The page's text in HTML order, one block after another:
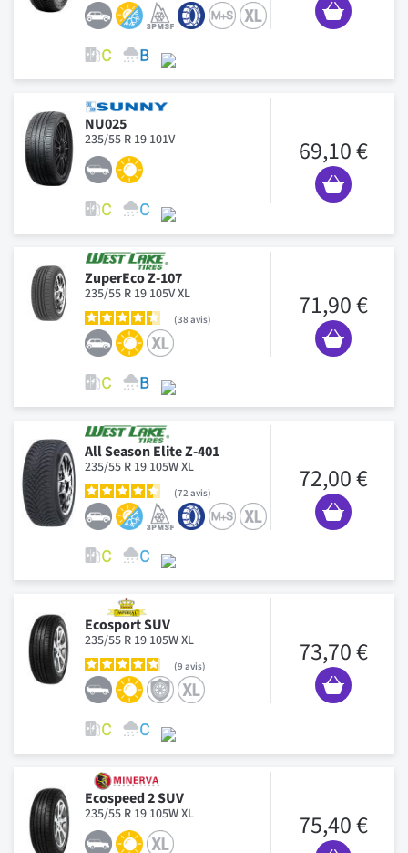
NU025
235/55 R 19 101V 69,10 €
ZuperEco Z-107
235/55 R 19 105V XL
38 avis 71,90 €
All Season Elite Z-401
235/55 R 19 105W XL
72 avis 72,00 €
Ecosport SUV
235/55 R 19 105W XL
9 avis 73,70 €
Ecospeed 2 SUV
235/55 R 19 105W XL 75,40 €